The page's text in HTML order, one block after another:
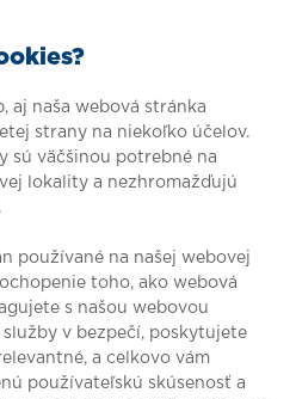
aj naša webová stránka
strany na niekoľko účelov.
sú väčšinou potrebné na
lokality a nezhromažďujú
používané na našej webovej
toho, ako webová
s našou webovou
v bezpečí, poskytujete
a celkovo vám
používateľskú skúsenosť a